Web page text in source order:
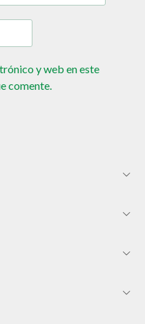
y web en este
comente.